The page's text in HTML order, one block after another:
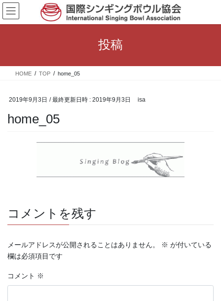
コ
ン
テ
ス
ナ
ビ
ゲ
ン
投稿
HOME TOP home_05
2019年9月3日 / 最終更新日時 : 2019年9月3日 isa
home_05
コメントを残す
メールアドレスが公開されることはありません。 ※ が付いている
欄は必須項目です
コメント ※